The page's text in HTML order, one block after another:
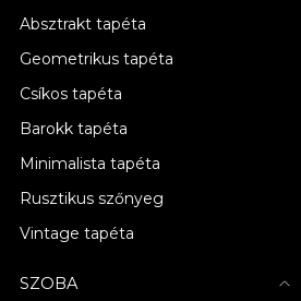
Absztrakt tapéta
Geometrikus tapéta
Csíkos tapéta
Barokk tapéta
Minimalista tapéta
Rusztikus szőnyeg
Vintage tapéta
SZOBA